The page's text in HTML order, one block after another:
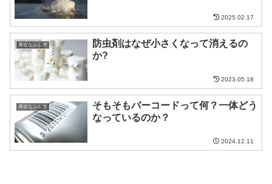
2025.02.17
身近なふしぎ
防虫剤はなぜ小さくなって消えるの
か?
2023.05.18
身近なふしぎ
そもそもバーコードって何？一体どう
なっているのか？
2024.12.11